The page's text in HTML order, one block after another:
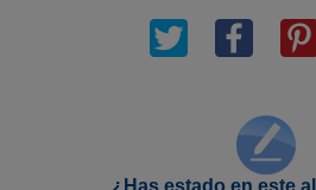
¿Has estado en este